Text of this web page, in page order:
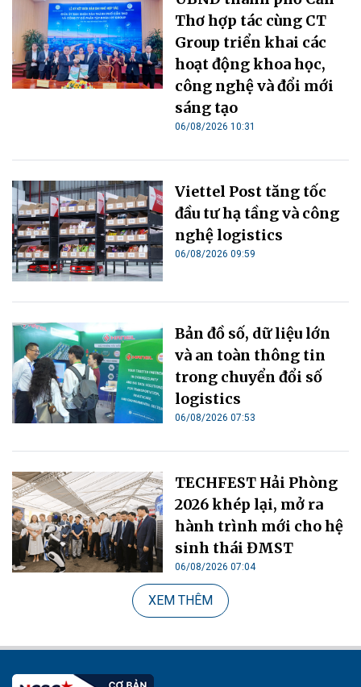
Thơ hợp tác cùng CT
Group triển khai các
hoạt động khoa học,
công nghệ và đổi mới
sáng tạo
06/08/2026 10:31
Viettel Post tăng tốc
đầu tư hạ tầng và công
nghệ logistics
06/08/2026 09:59
Bản đồ số, dữ liệu lớn
và an toàn thông tin
trong chuyển đổi số
logistics
06/08/2026 07:53
TECHFEST Hải Phòng
2026 khép lại, mở ra
hành trình mới cho hệ
sinh thái ĐMST
06/08/2026 07:04
XEM THÊM